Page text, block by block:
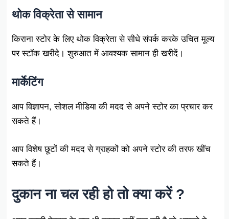
थोक विक्रेता से सामान
किराना स्टोर के लिए थोक विक्रेता से सीधे संपर्क करके उचित मूल्य
पर स्टॉक खरीदे। शुरुआत में आवश्यक सामान ही खरीदें।
मार्केटिंग
आप विज्ञापन, सोशल मीडिया की मदद से अपने स्टोर का प्रचार कर
सकते हैं।
आप विशेष छूटों की मदद से ग्राहकों को अपने स्टोर की तरफ खींच
सकते हैं।
दुकान ना चल रही हो तो क्या करें ?